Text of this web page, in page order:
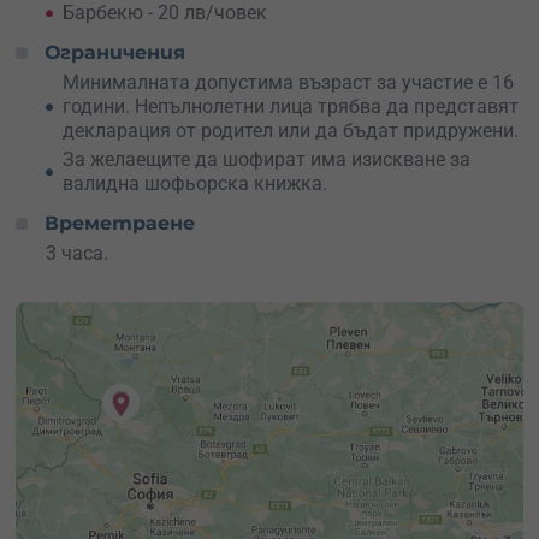
Барбекю - 20 лв/човек
Ограничения
Минималната допустима възраст за участие е 16
години. Непълнолетни лица трябва да представят
декларация от родител или да бъдат придружени.
За желаещите да шофират има изискване за
валидна шофьорска книжка.
Времетраене
3 часа.